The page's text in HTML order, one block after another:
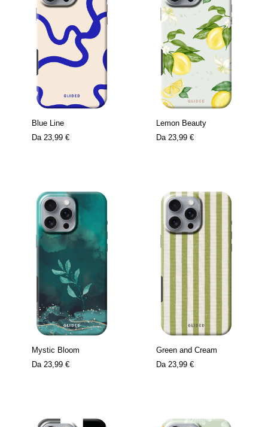
Blue Line
Da 23,99 €
Lemon Beauty
Da 23,99 €
Mystic Bloom
Da 23,99 €
Green and Cream
Da 23,99 €